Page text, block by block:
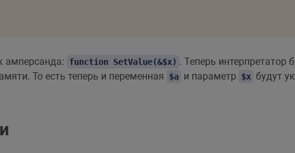
амперсанда: function SetValue(&$x) . Теперь интерпретатор
То есть теперь и переменная
$a и параметр $x будут